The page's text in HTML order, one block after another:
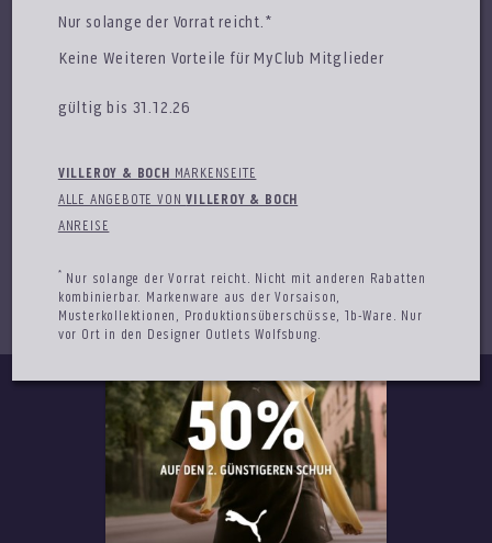
Nur solange der Vorrat reicht.*
Keine Weiteren Vorteile für MyClub Mitglieder
gültig bis 31.12.26
VILLEROY & BOCH
MARKENSEITE
ALLE ANGEBOTE VONVILLEROY & BOCH
ANREISE
*
Nur solange der Vorrat reicht. Nicht mit anderen Rabatten
kombinierbar. Markenware aus der Vorsaison,
Musterkollektionen, Produktionsüberschüsse, 1b-Ware. Nur
vor Ort in den Designer Outlets Wolfsbung.
CALVIN KLEIN